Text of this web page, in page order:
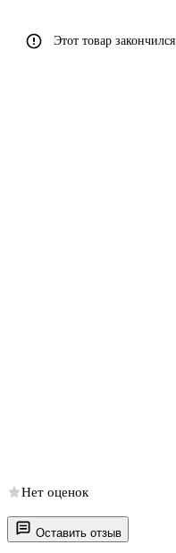
Оставить отзыв
Этот товар закончился
Нет оценок